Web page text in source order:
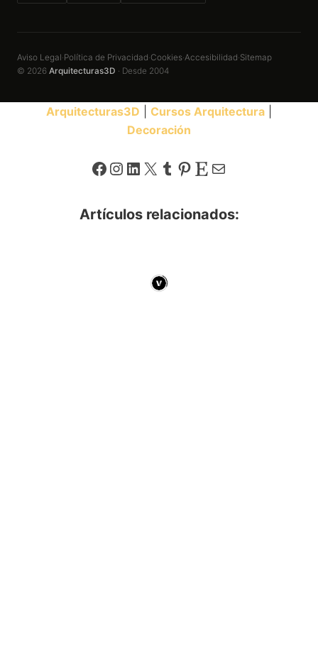
Aviso Legal·Política de Privacidad·Cookies·Accesibilidad·Sitemap
© 2026 Arquitecturas3D · Desde 2004
Arquitecturas3D Cursos Arquitectura
Decoración
Facebook
Instagram
LinkedIn
X Tumblr
Pinterest
EtsyCorreo electrónico
Artículos relacionados: